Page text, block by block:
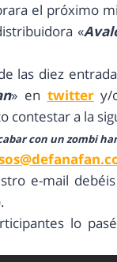
el próximo
«
las diez
» en twittery/
contestar a la
con un zombi
e-mail
lo